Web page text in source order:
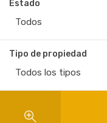
Estado
Todos
Tipo de propiedad
Todos los tipos